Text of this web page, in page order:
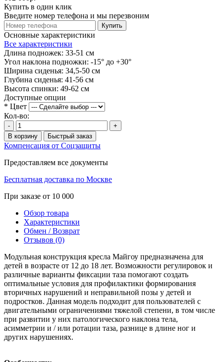
Купить в один клик
Введите номер телефона и мы перезвоним
Купить
Основные характеристики
Все характеристики
Длина подножек: 33-51 см
Угол наклона подножки: -15° до +30°
Ширина сиденья: 34,5-50 см
Глубина сиденья: 41-56 см
Высота спинки: 49-62 см
Доступные опции
* Цвет
Кол-во:
-
+
В корзину
Быстрый заказ
Компенсация от Соцзащиты
Предоставляем все документы
Бесплатная доставка по Москве
При заказе от 10 000
Обзор товара
Характеристики
Обмен / Возврат
Отзывов (0)
Модульная конструкция кресла Майгоу предназначена для
детей в возрасте от 12 до 18 лет. Возможности регулировок и
различные варианты фиксации таза помогают создать
оптимальные условия для профилактики формирования
вторичных нарушений и неправильной позы у детей и
подростков. Данная модель подходит для пользователей с
двигательными ограничениями тяжелой степени, в том числе
при развитии у них патологического наклона тела,
асимметрии и / или ротации таза, разнице в длине ног и
других нарушениях.